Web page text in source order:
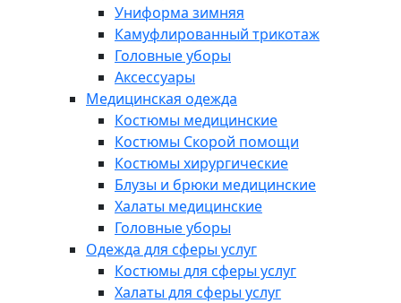
Униформа зимняя
Камуфлированный трикотаж
Головные уборы
Аксессуары
Медицинская одежда
Костюмы медицинские
Костюмы Скорой помощи
Костюмы хирургические
Блузы и брюки медицинские
Халаты медицинские
Головные уборы
Одежда для сферы услуг
Костюмы для сферы услуг
Халаты для сферы услуг